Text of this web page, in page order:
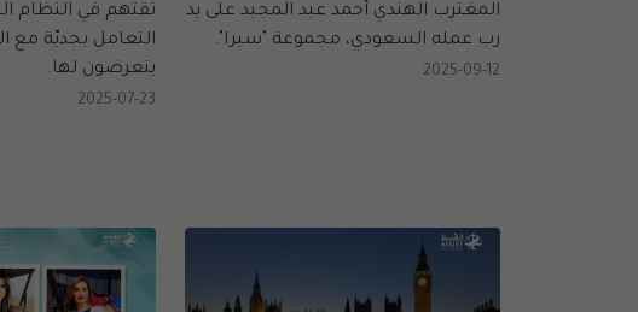
المغترب الهندي أحمد عبد المجيد على يد
رب عمله السعودي، مجموعة "سيرا".
2025-09-12
ثقتهم في النظام
التعامل بجديّة مع
يتعرضون لها.
2025-07-23